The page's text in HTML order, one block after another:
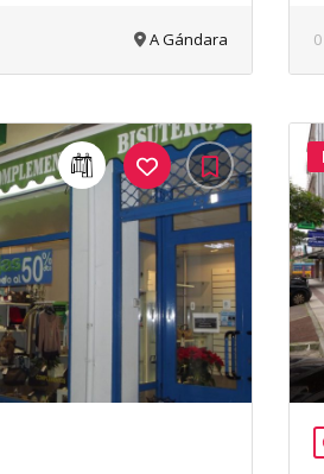
A Gándara
40Me
Gusta